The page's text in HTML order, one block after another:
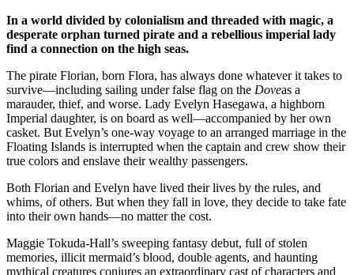
In a world divided by colonialism and threaded with magic, a
desperate orphan turned pirate and a rebellious imperial lady
find a connection on the high seas.
The pirate Florian, born Flora, has always done whatever it takes to
survive—including sailing under false flag on the Doveas a
marauder, thief, and worse. Lady Evelyn Hasegawa, a highborn
Imperial daughter, is on board as well—accompanied by her own
casket. But Evelyn’s one-way voyage to an arranged marriage in the
Floating Islands is interrupted when the captain and crew show their
true colors and enslave their wealthy passengers.
Both Florian and Evelyn have lived their lives by the rules, and
whims, of others. But when they fall in love, they decide to take fate
into their own hands—no matter the cost.
Maggie Tokuda-Hall’s sweeping fantasy debut, full of stolen
memories, illicit mermaid’s blood, double agents, and haunting
mythical creatures conjures an extraordinary cast of characters and